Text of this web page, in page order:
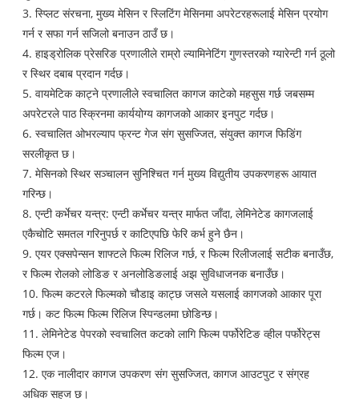
3. स्प्लिट संरचना, मुख्य मेसिन र स्लिटिंग मेसिनमा अपरेटरहरूलाई मेसिन प्रयोग
गर्न र सफा गर्न सजिलो बनाउन ठाउँ छ।
4. हाइड्रोलिक प्रेसरिङ प्रणालीले राम्रो ल्यामिनेटिंग गुणस्तरको ग्यारेन्टी गर्न ठूलो
र स्थिर दबाब प्रदान गर्दछ।
5. वायमेटिक काट्ने प्रणालीले स्वचालित कागज काटेको महसुस गर्छ जबसम्म
अपरेटरले पाठ स्क्रिनमा कार्ययोग्य कागजको आकार इनपुट गर्दछ।
6. स्वचालित ओभरल्याप फ्रन्ट गेज संग सुसज्जित, संयुक्त कागज फिडिंग
सरलीकृत छ।
7. मेसिनको स्थिर सञ्चालन सुनिश्चित गर्न मुख्य विद्युतीय उपकरणहरू आयात
गरिन्छ।
8. एन्टी कर्भेचर यन्त्र: एन्टी कर्भेचर यन्त्र मार्फत जाँदा, लेमिनेटेड कागजलाई
एकैचोटि समतल गरिनुपर्छ र काटिएपछि फेरि कर्भ हुने छैन।
9. एयर एक्सपेन्सन शाफ्टले फिल्म रिलिज गर्छ, र फिल्म रिलीजलाई सटीक बनाउँछ,
र फिल्म रोलको लोडिङ र अनलोडिङलाई अझ सुविधाजनक बनाउँछ।
10. फिल्म कटरले फिल्मको चौडाइ काट्छ जसले यसलाई कागजको आकार पूरा
गर्छ। कट फिल्म फिल्म रिलिज स्पिन्डलमा छोडिन्छ।
11. लेमिनेटेड पेपरको स्वचालित कटको लागि फिल्म पर्फोरेटिङ व्हील पर्फोरेट्स
फिल्म एज।
12. एक नालीदार कागज उपकरण संग सुसज्जित, कागज आउटपुट र संग्रह
अधिक सहज छ।